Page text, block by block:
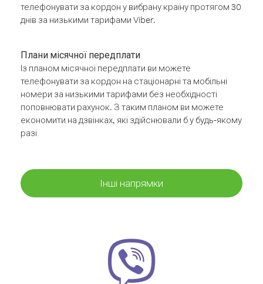
телефонувати за кордон у вибрану країну протягом 30
днів за низькими тарифами Viber.
Плани місячної передплати
Із планом місячної передплати ви можете
телефонувати за кордон на стаціонарні та мобільні
номери за низькими тарифами без необхідності
поповнювати рахунок. З таким планом ви можете
економити на дзвінках, які здійснювали б у будь-якому
разі
Інші напрямки